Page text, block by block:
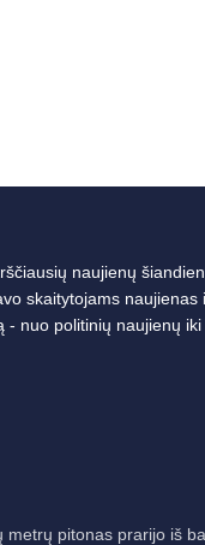
naujienų
skaitytojams naujienas
- nuo politinių naujienų
metrų pitonas prarijo iš